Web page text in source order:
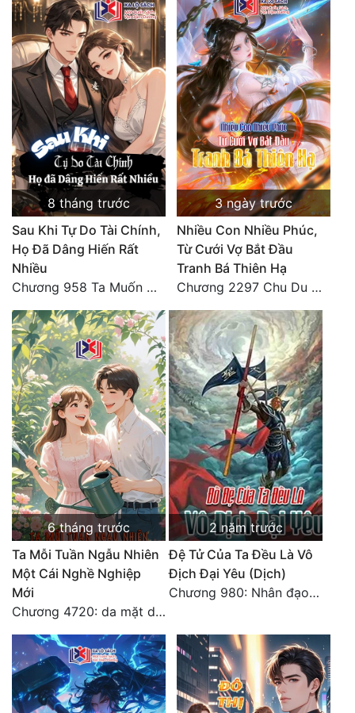
Tu Chân
Tu Tiên
Tội Phạm
Vô Địch
Võ Hiệp
Võng Du
Xuyên Không
Xuyên Nhanh
Xuyên Sách
Điền Văn
Đô Thị
Đông Phương
Đông Phương Huyền Huyễn
Đồng Nhân
Cẩu Đạo Trường Sinh
Ngự Thú
Truyện Nam
Truyện Nữ
Vô Địch Lưu
Xây Dựng Thế Lực
Đam Mỹ
8 tháng trước
Sau Khi Tự Do Tài Chính,
Họ Đã Dâng Hiến Rất
Nhiều
Chương 958 Ta Muốn Cùng Các Cô Vĩnh Viễn Ở Bên Nhau (2) Hết
3 ngày trước
Nhiều Con Nhiều Phúc,
Từ Cưới Vợ Bắt Đầu
Tranh Bá Thiên Hạ
Chương 2297 Chu Du Du mang thai
6 tháng trước
Ta Mỗi Tuần Ngẫu Nhiên
Một Cái Nghề Nghiệp
Mới
Chương 4720: da mặt dày
2 năm trước
Đệ Tử Của Ta Đều Là Vô
Địch Đại Yêu (Dịch)
Chương 980: Nhân đạo thành Thánh (4). HẾT.